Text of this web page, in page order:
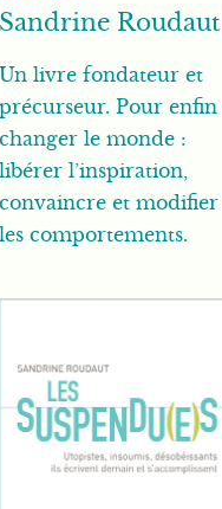
Sandrine Roudaut
Un livre fondateur et
précurseur. Pour enfin
changer le monde :
libérer l’inspiration,
convaincre et modifier
les comportements.